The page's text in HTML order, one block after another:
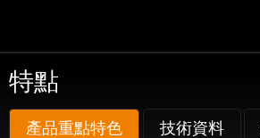
特點
產品重點特色 技術資料